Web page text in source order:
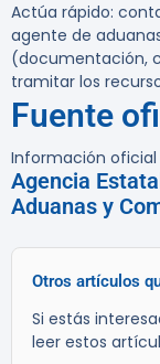
Actúa rápido:
agente de
(documentación,
tramitar los
Fuente
Información
Agencia
Aduanas y
Otros artículos
Si estás
leer estos